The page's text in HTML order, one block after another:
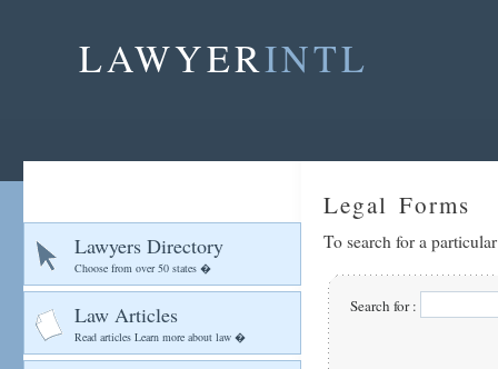
LAWYERINTL
Lawyers Directory
Choose from over 50 states �
Law Articles
Read articles Learn more about law �
Legal Forms
To search for a
Search for :